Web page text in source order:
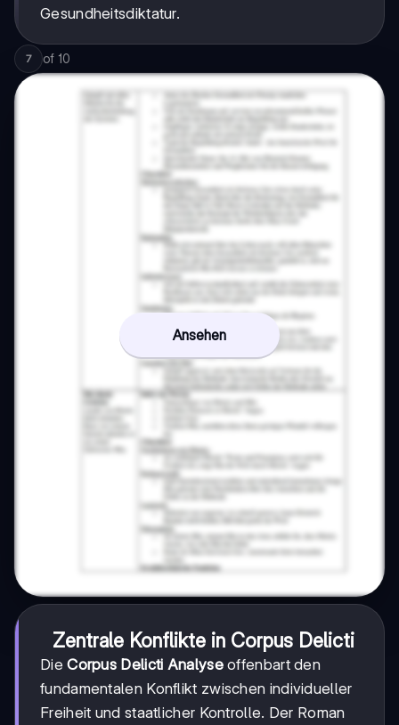
Gesundheitsdiktatur.
7 of 10
Ansehen
Zentrale Konflikte in Corpus Delicti
DieCorpus Delicti Analyseoffenbart den
fundamentalen Konflikt zwischen individueller
Freiheit und staatlicher Kontrolle. Der Roman